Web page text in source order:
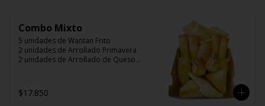
Combo Mixto
5 unidades de Wantan Frito
2 unidades de Arrollado Primavera
2 unidades de Arrollado de Queso
2 unidades Wantán Especial
$17.850